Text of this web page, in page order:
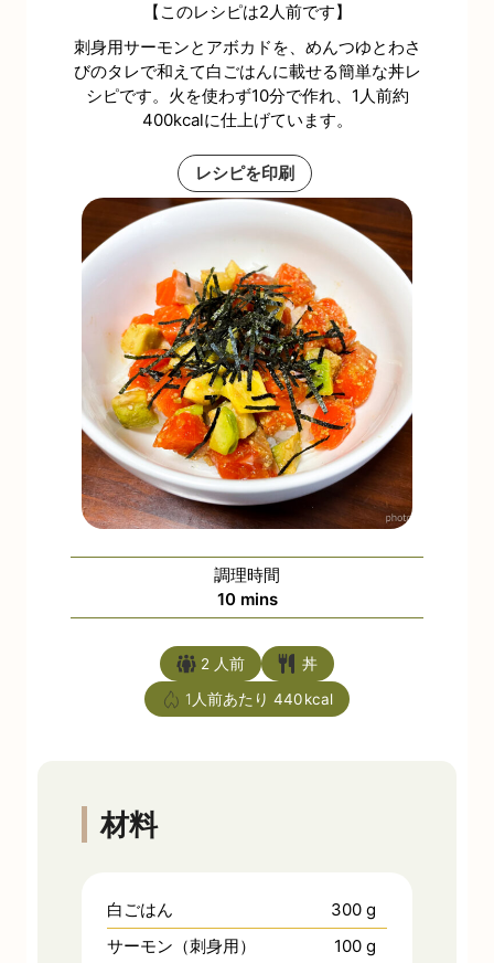
【このレシピは2人前です】
刺身用サーモンとアボカドを、めんつゆとわさ
びのタレで和えて白ごはんに載せる簡単な丼レ
シピです。火を使わず10分で作れ、1人前約
400kcalに仕上げています。
レシピを印刷
調理時間
10minutes
mins
2 人前
丼
1人前あたり 440
材料
白ごはん 300 g
サーモン（刺身用）
100 g